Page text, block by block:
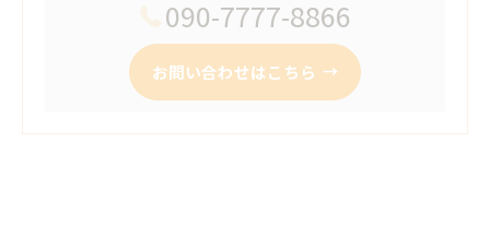
090-7777-8866
お問い合わせはこちら